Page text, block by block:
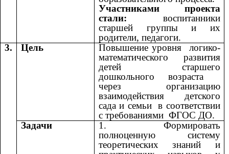
Участниками проекта
стали: воспитанники
старшей группы и их
родители, педагоги.
3.
Цель
Повышение уровня логико-
математического развития
детей старшего
дошкольного возраста
через организацию
взаимодействия детского
сада и семьи в соответствии
с требованиями ФГОС ДО.
Задачи
1. Формировать
полноценную систему
теоретических знаний и